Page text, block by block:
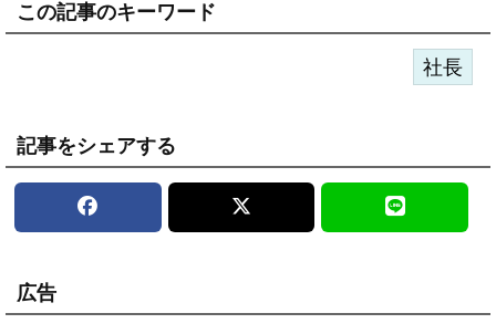
この記事のキーワード
社長
記事をシェアする
広告